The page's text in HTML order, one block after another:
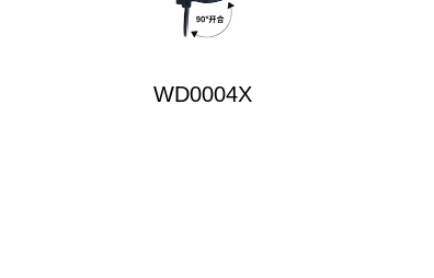
WD0004X